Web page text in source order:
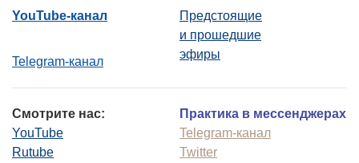
YouTube-канал
Telegram-канал
Предстоящие
и прошедшие
эфиры
Смотрите нас:
YouTube
Rutube
Практика в мессенджерах
Telegram-канал
Twitter